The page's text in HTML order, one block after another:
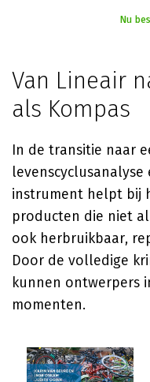
Nu
Van Lineair
als Kompas
In de transitie naar
instrument helpt bij
producten die niet
ook herbruikbaar,
Door de volledige
kunnen ontwerpers
momenten.